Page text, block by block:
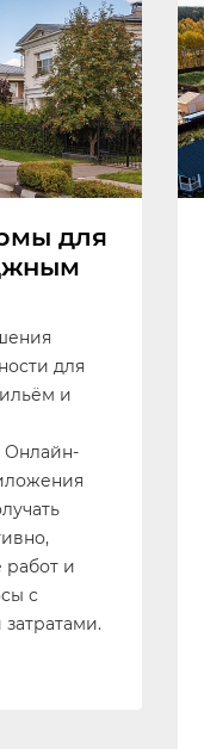
для
для
и
работ и
с